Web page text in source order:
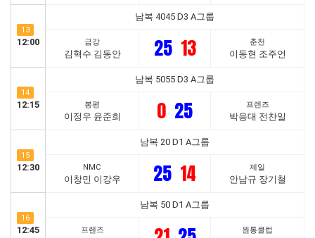
13
12:00
남복 4045 D3 A그룹
금강
김혁수 김동안 25 13 춘천
이동현 조주언
14
12:15
남복 5055 D3 A그룹
봉평
이정우 윤준희 0 25 프렌즈
박응대 전찬일
15
12:30
남복 20 D1 A그룹
NMC
이창민 이강우 25 14 제일
안남규 장기철
16
12:45
남복 50 D1 A그룹
프렌즈 원통클럽